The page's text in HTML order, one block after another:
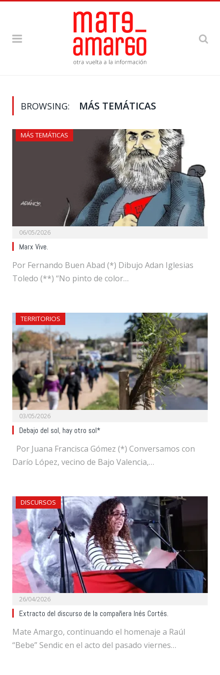
BROWSING: MÁS TEMÁTICAS
MÁS TEMÁTICAS
06/05/2026
Marx Vive.
Por Fernando Buen Abad (*) Dibujo Adan Iglesias
Toledo (**) “No pinto de color…
TERRITORIOS
03/05/2026
Debajo del sol, hay otro sol*
Por Juana Francisca Gómez (*) Conversamos con
Darío López, vecino de Bajo Valencia,…
DISCURSOS
26/04/2026
Extracto del discurso de la compañera Inés Cortés.
Mate Amargo, continuando el homenaje a Raúl
“Bebe” Sendic en el acto del pasado viernes…